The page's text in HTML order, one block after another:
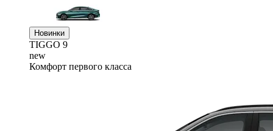
Новинки
TIGGO 9
new
Комфорт первого класса